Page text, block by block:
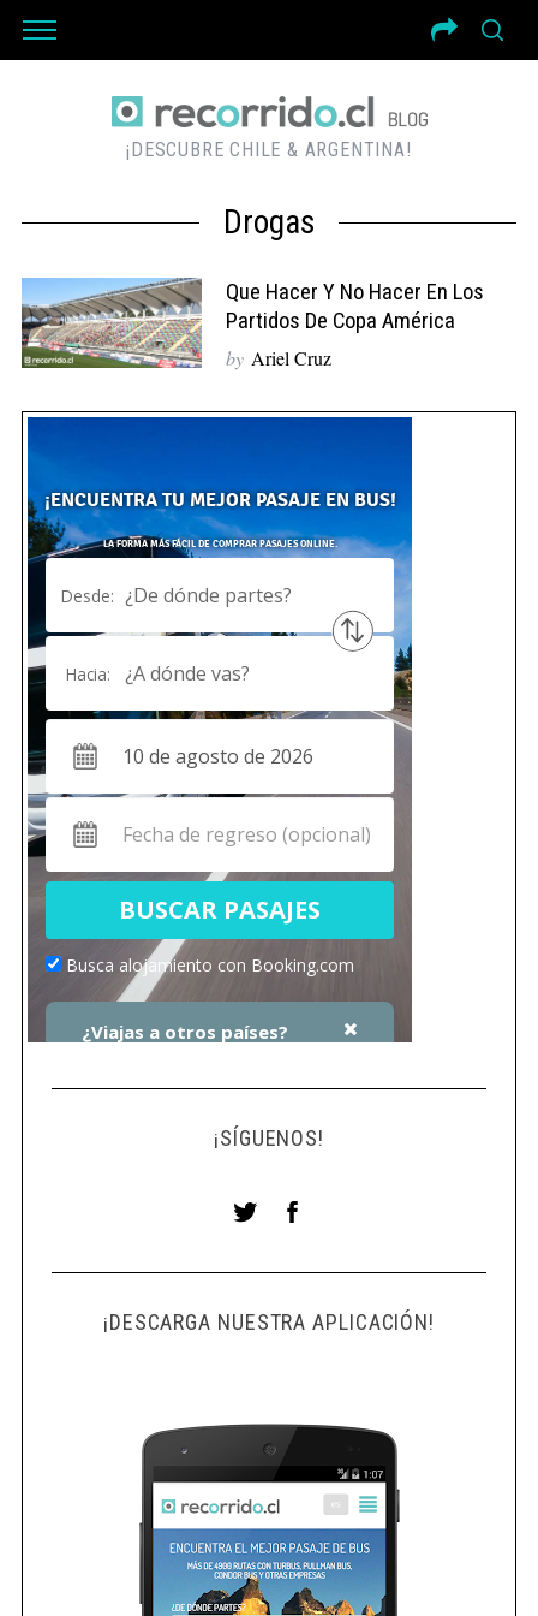
¡DESCUBRE CHILE & ARGENTINA!
Drogas
Que Hacer Y No Hacer En Los
Partidos De Copa América
by Ariel Cruz
¡SÍGUENOS!
¡DESCARGA NUESTRA APLICACIÓN!